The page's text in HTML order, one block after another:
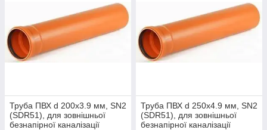
Труба ПВХ d 200x3.9 мм, SN2
(SDR51), для зовнішньої
безнапірної каналізації
Труба ПВХ d 250x4.9 мм, SN2
(SDR51), для зовнішньої
безнапірної каналізації